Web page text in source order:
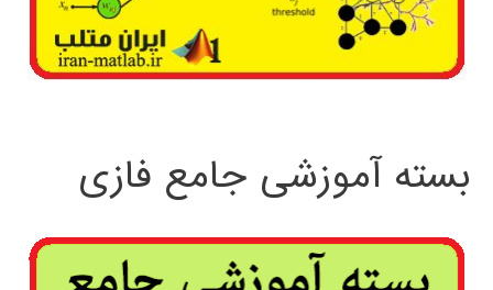
بسته آموزشی جامع فازی